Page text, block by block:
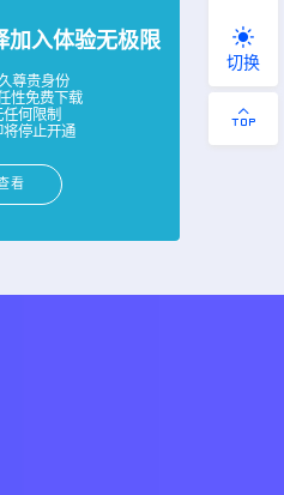
加入体验无极限
尊贵身份
性免费下载
何限制
将停止开通
看
切换